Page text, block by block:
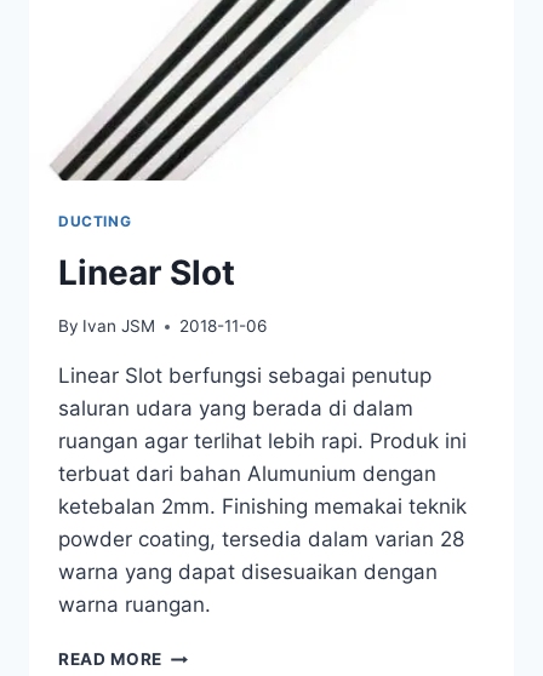
DUCTING
Linear Slot
By Ivan JSM 2018-11-06
Linear Slot berfungsi sebagai penutup
saluran udara yang berada di dalam
ruangan agar terlihat lebih rapi. Produk ini
terbuat dari bahan Alumunium dengan
ketebalan 2mm. Finishing memakai teknik
powder coating, tersedia dalam varian 28
warna yang dapat disesuaikan dengan
warna ruangan.
READ MORE